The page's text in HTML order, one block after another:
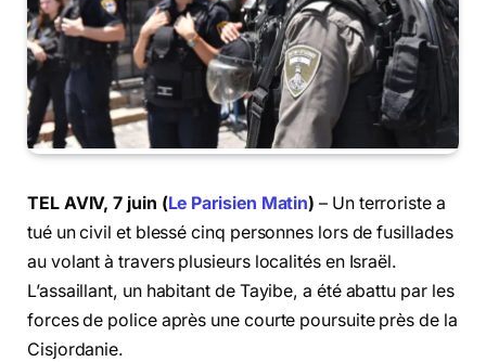
TEL AVIV, 7 juin (Le Parisien Matin) – Un terroriste a
tué un civil et blessé cinq personnes lors de fusillades
au volant à travers plusieurs localités en Israël.
L’assaillant, un habitant de Tayibe, a été abattu par les
forces de police après une courte poursuite près de la
Cisjordanie.